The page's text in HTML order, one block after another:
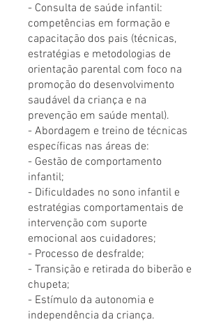
- Consulta de saúde infantil:
competências em formação e
capacitação dos pais (técnicas,
estratégias e metodologias de
orientação parental com foco na
promoção do desenvolvimento
saudável da criança e na
prevenção em saúde mental).
- Abordagem e treino de técnicas
específicas nas áreas de:
- Gestão de comportamento
infantil;
- Dificuldades no sono infantil e
estratégias comportamentais de
intervenção com suporte
emocional aos cuidadores;
- Processo de desfralde;
- Transição e retirada do biberão e
chupeta;
- Estímulo da autonomia e
independência da criança.